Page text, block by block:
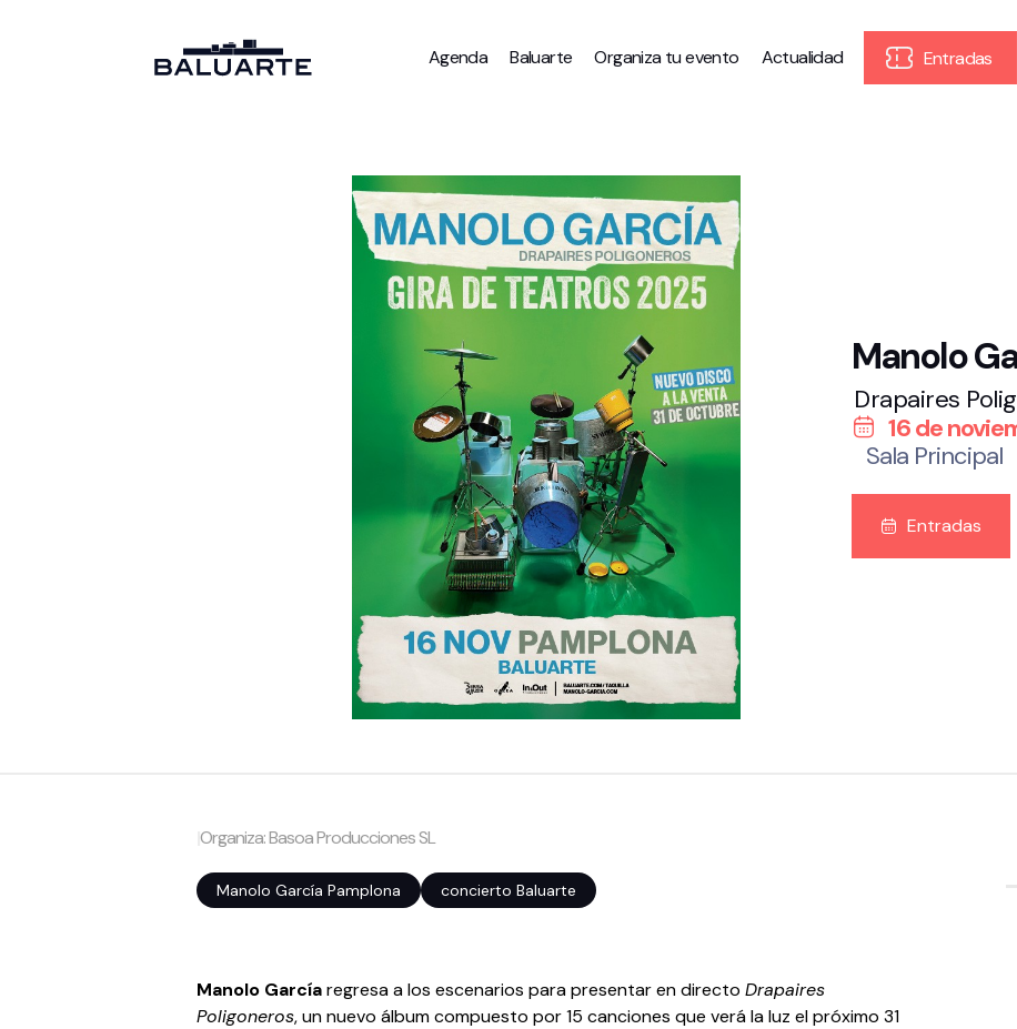
Agenda Baluarte Organiza tu evento Actualidad Entradas
Manolo
Drapaires
16 de
Sala Principal
Entradas
|Organiza: Basoa Producciones SL
Manolo García Pamplona concierto Baluarte
Manolo Garcíaregresa a los escenarios para presentar en directoDrapaires
Poligoneros, un nuevo álbum compuesto por 15 canciones que verá la luz el próximo 31